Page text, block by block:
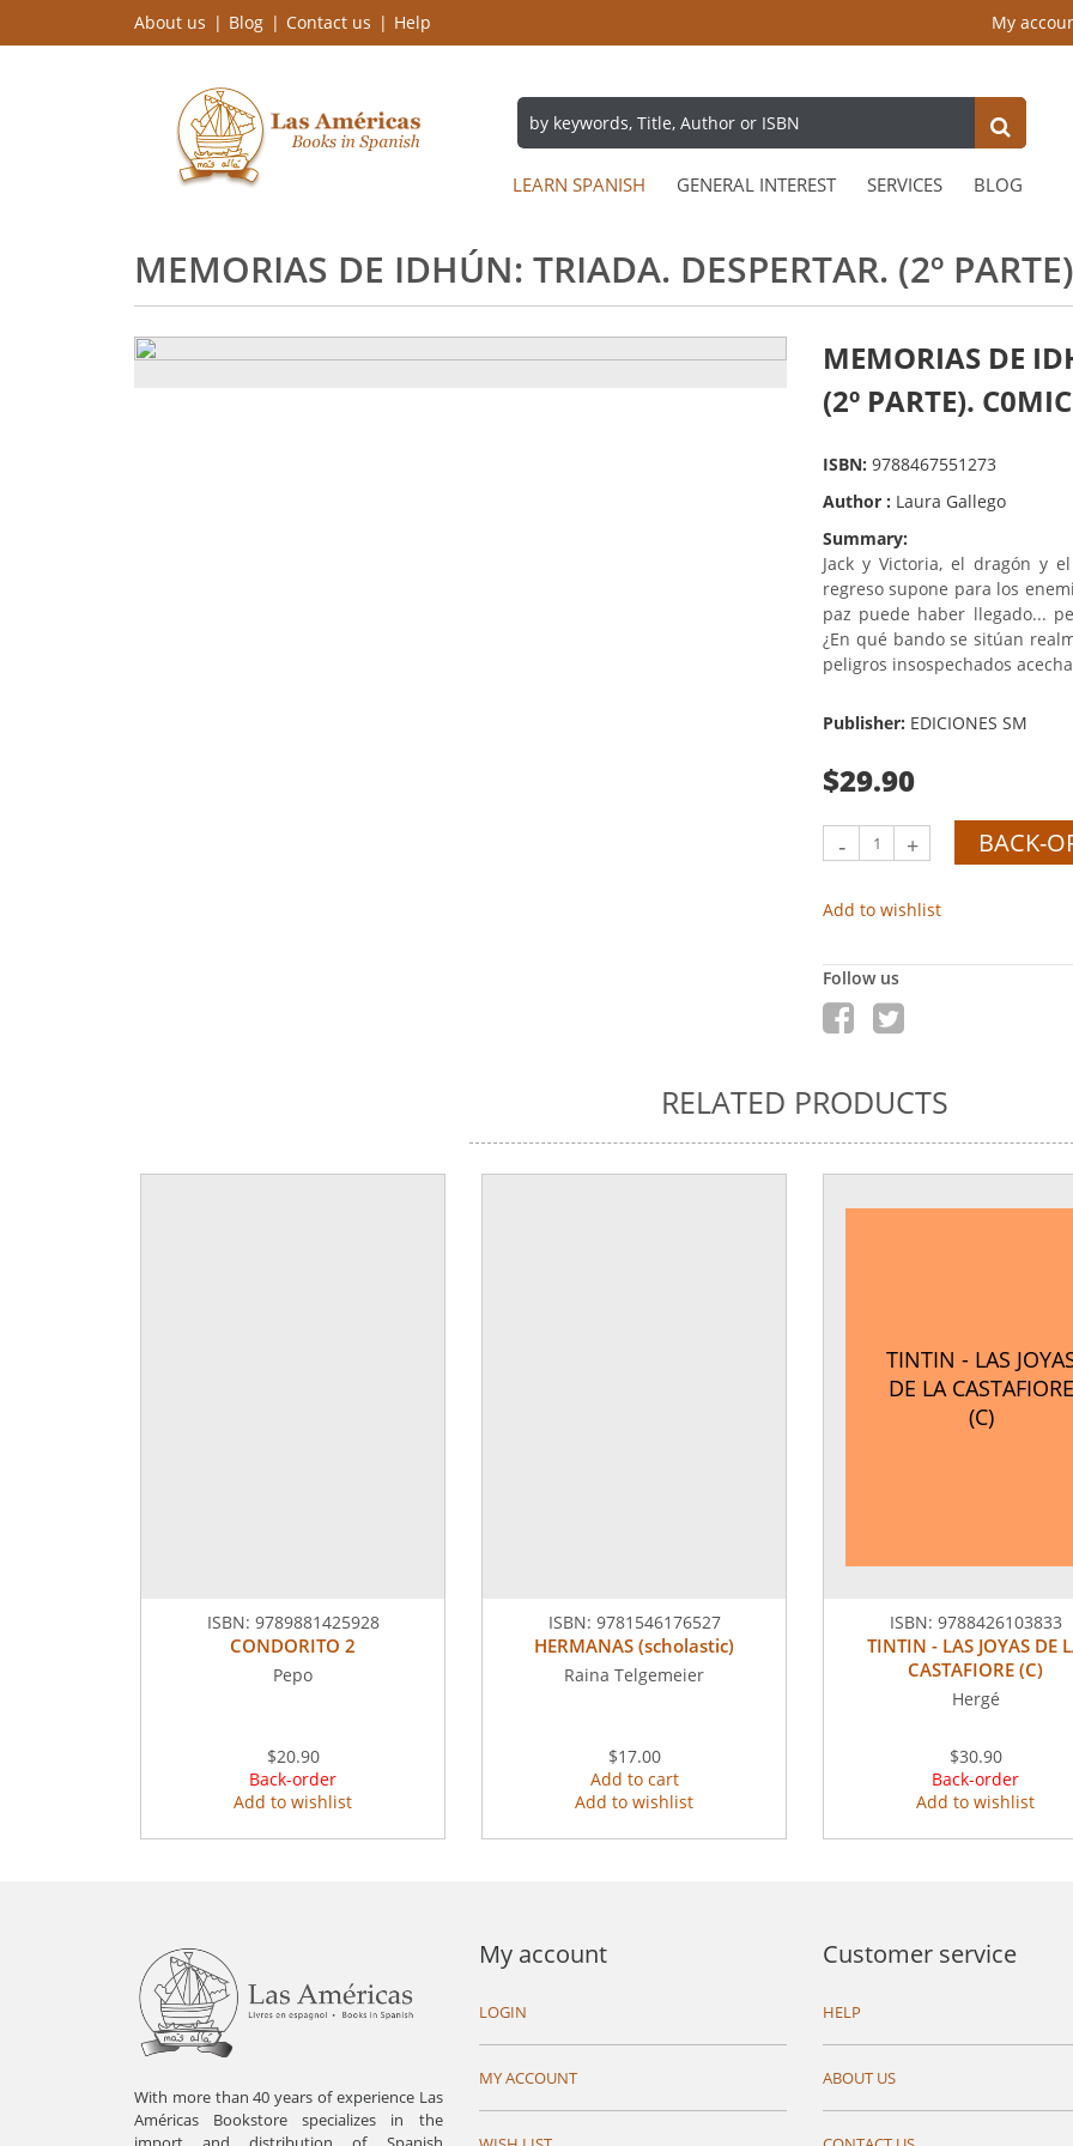
About us Blog Contact us Help My
LEARN SPANISH GENERAL INTEREST SERVICES BLOG
MEMORIAS DE IDHÚN: TRIADA. DESPERTAR. (2º
MEMORIAS DE
(2º PARTE). C0MIC
ISBN: 9788467551273
Author : Laura Gallego
Summary:
Jack y Victoria, el dragón y
regreso supone para los
paz puede haber llegado...
¿En qué bando se sitúan
peligros insospechados
Publisher: EDICIONES SM
$29.90
- + BACK-
Add to wishlist
Follow us
RELATED PRODUCTS
ISBN: 9789881425928
CONDORITO 2
Pepo
$20.90
Back-order
Add to wishlist
ISBN: 9781546176527
HERMANAS (scholastic)
Raina Telgemeier
$17.00
Add to cart
Add to wishlist
TINTIN - LAS
DE LA CASTAFIORE
(C)
ISBN: 9788426103833
TINTIN - LAS JOYAS DE
CASTAFIORE (C)
Hergé
$30.90
Back-order
Add to wishlist
With more than 40 years of experience Las
Américas Bookstore specializes in the
My account
LOGIN
MY ACCOUNT
Customer service
HELP
ABOUT US